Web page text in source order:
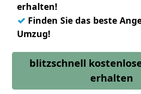
erhalten!
✓ Finden Sie das beste
Umzug!
blitzschnell
erhalten